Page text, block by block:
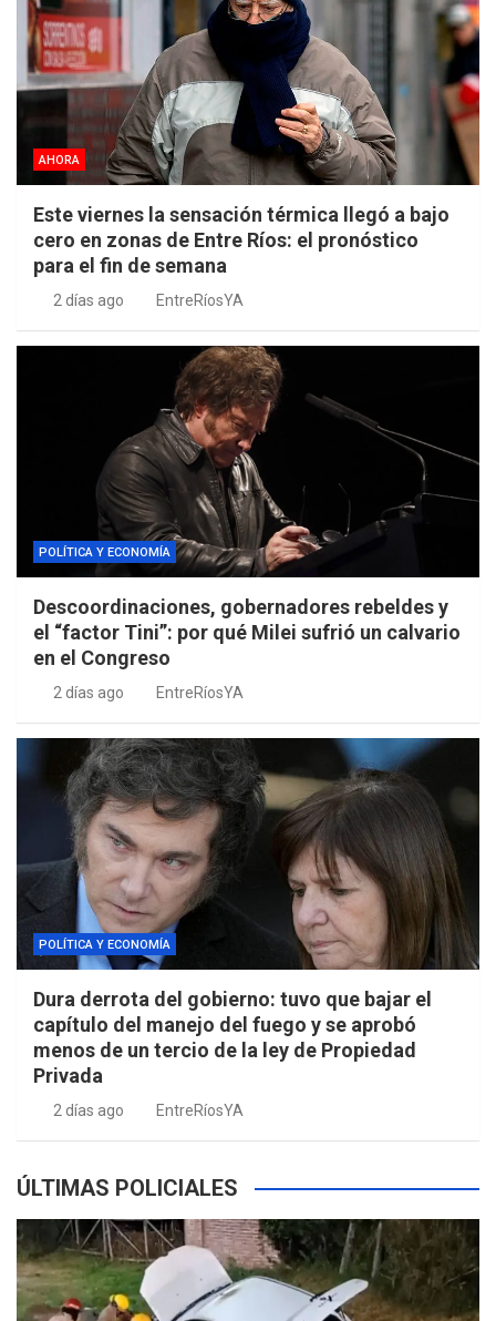
AHORA
Este viernes la sensación térmica llegó a bajo
cero en zonas de Entre Ríos: el pronóstico
para el fin de semana
2 días ago EntreRíosYA
POLÍTICA Y ECONOMÍA
Descoordinaciones, gobernadores rebeldes y
el “factor Tini”: por qué Milei sufrió un calvario
en el Congreso
2 días ago EntreRíosYA
POLÍTICA Y ECONOMÍA
Dura derrota del gobierno: tuvo que bajar el
capítulo del manejo del fuego y se aprobó
menos de un tercio de la ley de Propiedad
Privada
2 días ago EntreRíosYA
ÚLTIMAS POLICIALES